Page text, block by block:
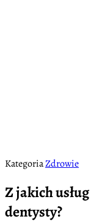
KategoriaZdrowie
Z jakich
dentysty?